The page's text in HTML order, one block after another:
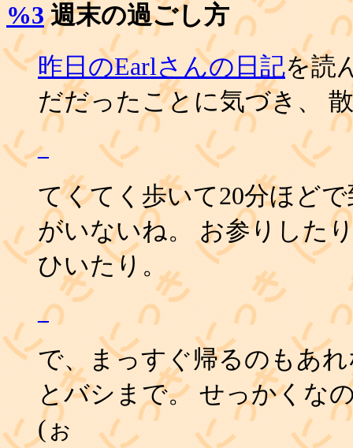
%3週末の過ごし方
昨日のEarlさんの日記を読
だだったことに気づき、
_
てくてく歩いて20分ほど
がいないね。 お参りした
ひいたり。
_
で、まっすぐ帰るのもあ
とバシまで。 せっかくな
(ぉ